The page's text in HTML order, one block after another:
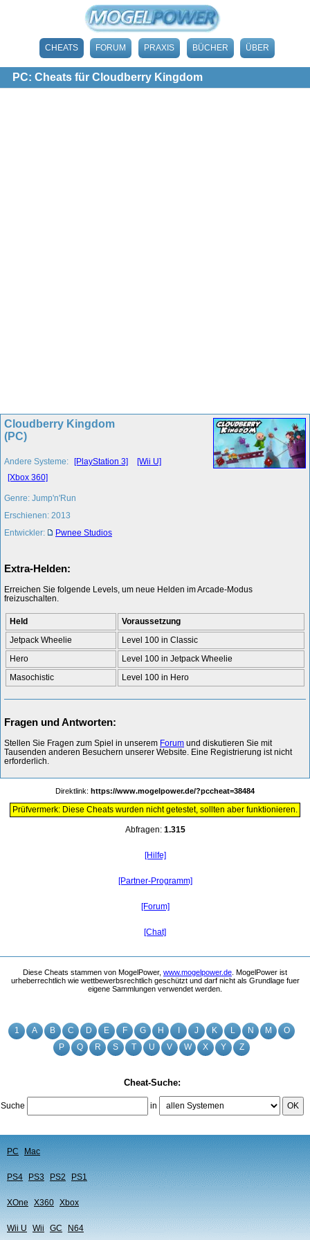
CHEATS FORUM PRAXIS BÜCHER ÜBER
PC: Cheats für Cloudberry Kingdom
1 A B C D E F G H J K L N M
O
P
Q R S T U V W X Y Z
Cheat-Suche:
Suche in OK
PC Mac
PS4 PS3 PS2 PS1
XOne X360 Xbox
Wii U Wii GC N64
Cloudberry Kingdom
(PC)
Andere Systeme: [PlayStation 3]
[Wii U]
[Xbox 360]
Genre: Jump'n'Run
Erschienen: 2013
Entwickler:
Pwnee Studios
Extra-Helden:
Erreichen Sie folgende Levels, um neue Helden im Arcade-Modus
freizuschalten.
Held
Voraussetzung
Jetpack Wheelie
Level 100 in Classic
Hero
Level 100 in Jetpack Wheelie
Masochistic
Level 100 in Hero
Fragen und Antworten:
Stellen Sie Fragen zum Spiel in unserem Forum und diskutieren Sie mit
Tausenden anderen Besuchern unserer Website. Eine Registrierung ist nicht
erforderlich.
Direktlink: https://www.mogelpower.de/?pccheat=38484
Prüfvermerk: Diese Cheats wurden nicht getestet, sollten aber funktionieren.
Abfragen: 1.315
[Hilfe]
[Partner-Programm]
[Forum]
[Chat]
Diese Cheats stammen von MogelPower, www.mogelpower.de . MogelPower ist
urheberrechtlich wie wettbewerbsrechtlich geschützt und darf nicht als Grundlage fuer
eigene Sammlungen verwendet werden.